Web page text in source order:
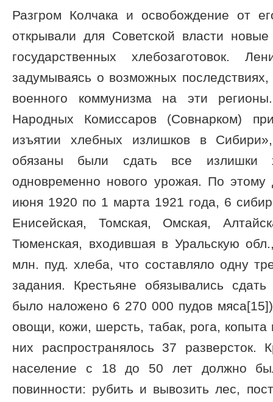
Разгром Колчака и освобождение от
открывали для Советской власти
государственных хлебозаготовок.
задумываясь о возможных последствиях,
военного коммунизма на эти
Народных Комиссаров (Совнарком)
изъятии хлебных излишков в
обязаны были сдать все
одновременно нового урожая. По этому
июня 1920 по 1 марта 1921 года, 6
Енисейская, Томская, Омская,
Тюменская, входившая в Уральскую
млн. пуд. хлеба, что составляло одну
задания. Крестьяне обязывались
было наложено 6 270 000 пудов
овощи, кожи, шерсть, табак, рога, копыта
них распространялось 37 разверсток.
население с 18 до 50 лет должно
повинности: рубить и вывозить лес,